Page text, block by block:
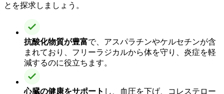
とを探求しましょう。
抗酸化物質が豊富で、アスパラチンやケルセチンが含
まれており、フリーラジカルから体を守り、炎症を軽
減するのに役立ちます。
心臓の健康をサポート し、血圧を下げ、コレステロー